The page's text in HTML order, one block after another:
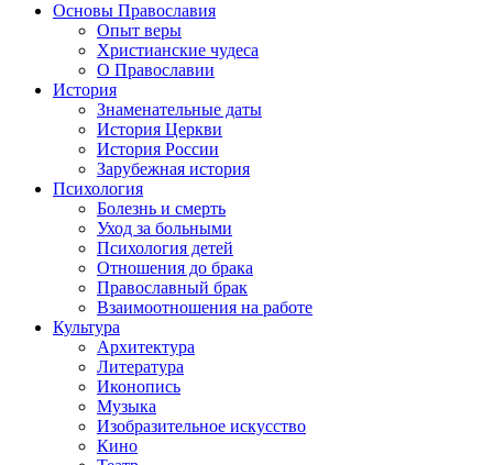
Основы Православия
Опыт веры
Христианские чудеса
О Православии
История
Знаменательные даты
История Церкви
История России
Зарубежная история
Психология
Болезнь и смерть
Уход за больными
Психология детей
Отношения до брака
Православный брак
Взаимоотношения на работе
Культура
Архитектура
Литература
Иконопись
Музыка
Изобразительное искусство
Кино